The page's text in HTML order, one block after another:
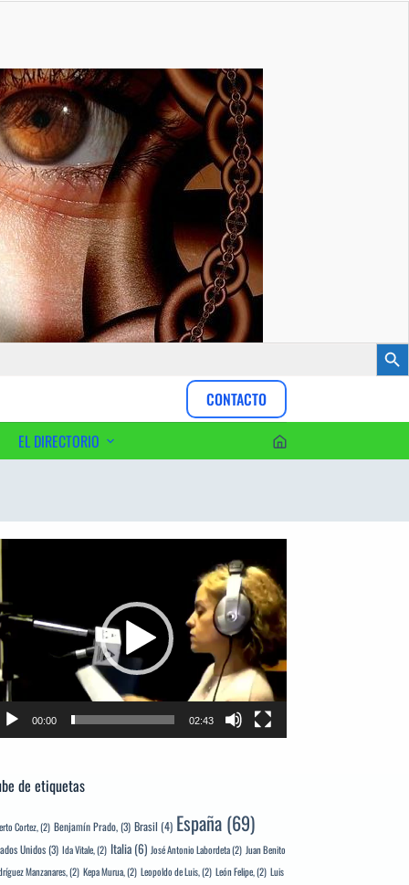
CONTACTO
EL DIRECTORIO
00:00 02:43
de etiquetas
Cortez,(2) Benjamín Prado,(3) Brasil (4) España (69)
Unidos(3) Ida Vitale,(2) Italia (6) José Antonio Labordeta(2) Juan Benito
Manzanares,(2) Kepa Murua,(2) Leopoldo de Luis,(2) León Felipe,(2) Luis